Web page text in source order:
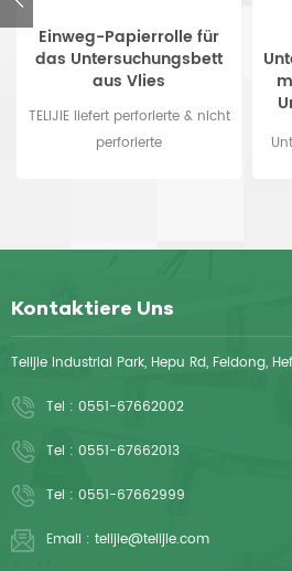
Einweg-Papierrolle für
das Untersuchungsbett
aus Vlies
TELIJIE liefert perforierte & nicht
perforierte
Erhältlich in verschiedenen
Kontaktiere Uns
Telijie Industrial Park, Hepu Rd, Feidong,
Tel : 0551-67662002
Tel : 0551-67662013
Tel : 0551-67662999
Email : telijie@telijie.com